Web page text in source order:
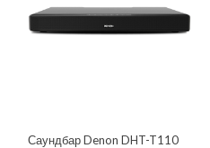
Саундбар Denon DHT-T110